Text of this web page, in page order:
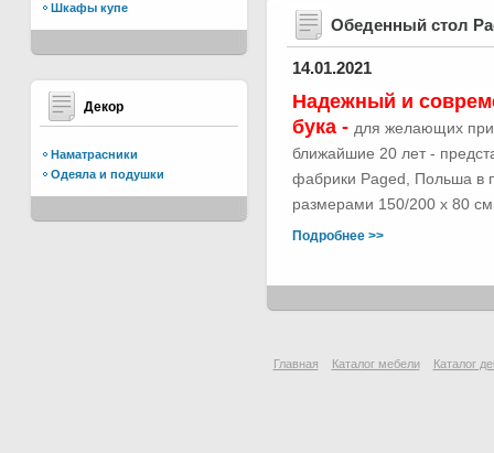
Шкафы купе
Декор
Наматрасники
Одеяла и подушки
Обеденный стол
14.01.2021
Надежный и
бука - для желающих
ближайшие 20 лет -
фабрики Paged, Польша в
размерами 150/200 х 80
Подробнее >>
Главная Каталог мебели Каталог